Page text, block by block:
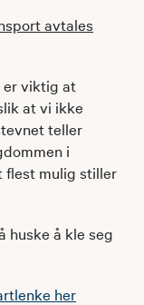
avtales
er viktig at
at vi ikke
teller
i
flest mulig stiller
huske å kle seg
her